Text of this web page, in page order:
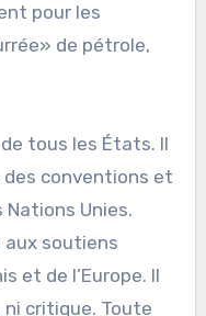
pour les
de pétrole,
tous les États. Il
conventions et
Unies.
aux soutiens
et de l’Europe. Il
critique. Toute